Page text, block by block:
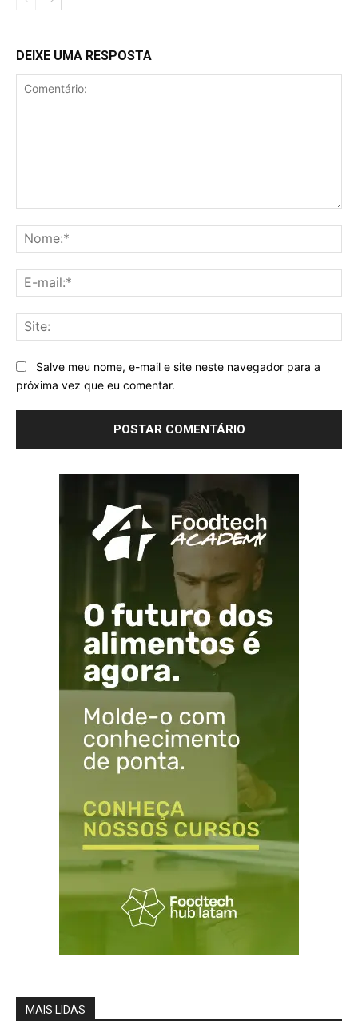
DEIXE UMA RESPOSTA
Salve meu nome, e-mail e site neste navegador para a
próxima vez que eu comentar.
MAIS LIDAS